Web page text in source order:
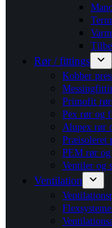
Rør / fittings
Kobber
Primofit
Pex rør og
Alupex rør
Præisoleret
PEM rør
Ventiler og
Ventilation